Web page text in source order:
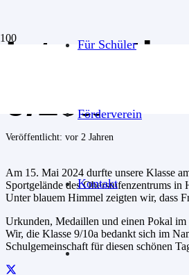
Für Schüler
Förderverein
Kontakt
9/10a
Veröffentlicht: vor 2 Jahren
Am 15. Mai 2024 durfte unsere Klasse
Sportgelände des Oberstufenzentrums in
Unter blauem Himmel zeigten wir, dass
Urkunden, Medaillen und einen Pokal
Wir, die Klasse 9/10a bedankt sich im
Schulgemeinschaft für diesen schönen